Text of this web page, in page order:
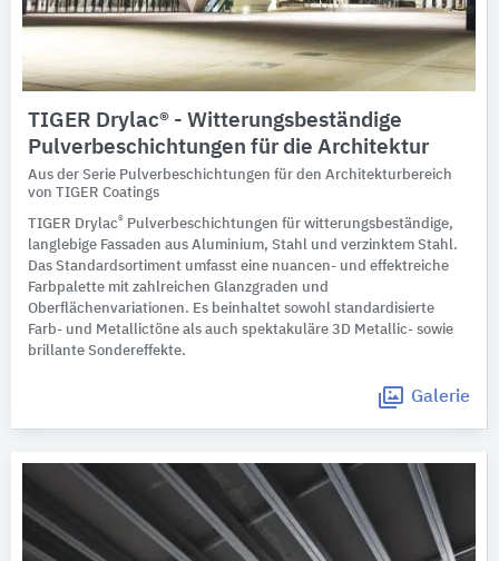
TIGER Drylac® - Witterungsbeständige
Pulverbeschichtungen für die Architektur
Aus der Serie Pulverbeschichtungen für den Architekturbereich
von TIGER Coatings
TIGER Drylac® Pulverbeschichtungen für witterungsbeständige,
langlebige Fassaden aus Aluminium, Stahl und verzinktem Stahl.
Das Standardsortiment umfasst eine nuancen- und effektreiche
Farbpalette mit zahlreichen Glanzgraden und
Oberflächenvariationen. Es beinhaltet sowohl standardisierte
Farb- und Metallictöne als auch spektakuläre 3D Metallic- sowie
brillante Sondereffekte.
Galerie